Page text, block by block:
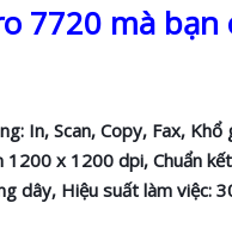
7720 mà bạn
In, Scan, Copy, Fax, Khổ
x 1200 dpi, Chuẩn
dây, Hiệu suất làm việc: